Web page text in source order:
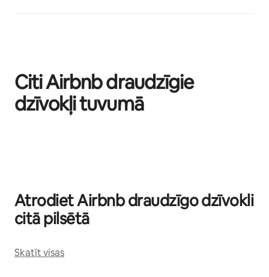
Citi Airbnb draudzīgie
dzīvokļi tuvumā
Atrodiet Airbnb draudzīgo dzīvokli
citā pilsētā
Skatīt visas